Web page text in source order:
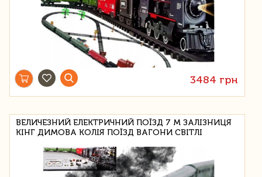
3484 грн
ВЕЛИЧЕЗНИЙ ЕЛЕКТРИЧНИЙ ПОЇЗД 7 М ЗАЛІЗНИЦЯ
КІНГ ДИМОВА КОЛІЯ ПОЇЗД ВАГОНИ СВІТЛІ